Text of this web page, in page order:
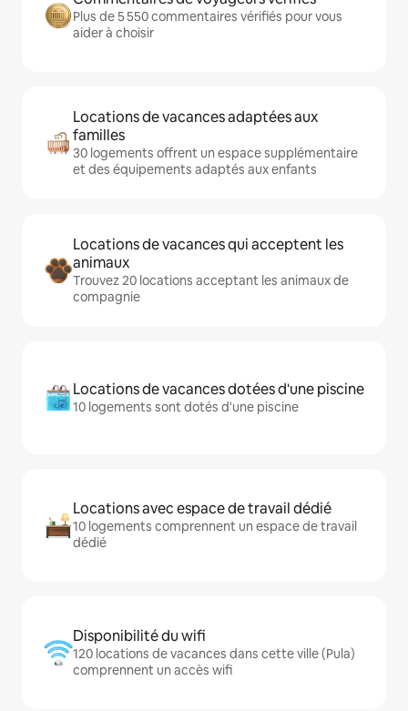
Plus de 5 550 commentaires vérifiés pour vous
aider à choisir
Locations de vacances adaptées aux
familles
30 logements offrent un espace supplémentaire
et des équipements adaptés aux enfants
Locations de vacances qui acceptent les
animaux
Trouvez 20 locations acceptant les animaux de
compagnie
Locations de vacances dotées d'une piscine
10 logements sont dotés d'une piscine
Locations avec espace de travail dédié
10 logements comprennent un espace de travail
dédié
Disponibilité du wifi
120 locations de vacances dans cette ville (Pula)
comprennent un accès wifi